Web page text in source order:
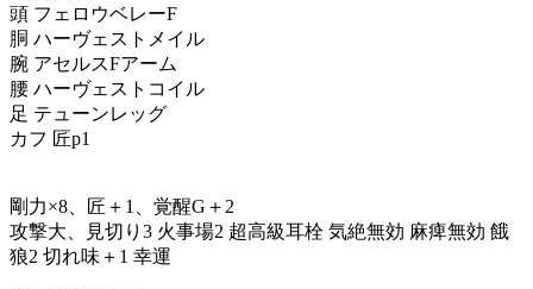
頭 フェロウベレーF
胴 ハーヴェストメイル
腕 アセルスFアーム
腰 ハーヴェストコイル
足 テューンレッグ
カフ 匠p1
剛力×8、匠＋1、覚醒G＋2
攻撃大、見切り3 火事場2 超高級耳栓 気絶無効 麻痺無効 餓
狼2 切れ味＋1 幸運